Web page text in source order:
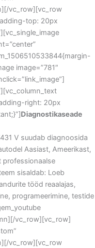
vc_row][vc_row
top: 20px
image=”781″
right: 20px
Diagnostikaseade
V suudab diagnoosida
Aasiast, Ameerikast,
professionaalse
sisaldab: Loeb
tööd reaalajas,
programeerimine, testide
vc_row][vc_row]
vc_row][vc_row